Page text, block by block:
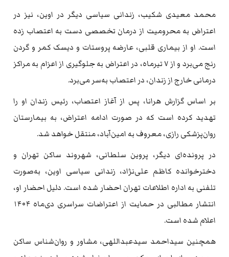
محمد معیدی شکیب، زندانی سیاسی دیگر در اوین، نیز در
اعتراض به محرومیت از درمان تخصصی دست به اعتصاب زده
است. او از بیماری قلبی، عارضه پروستات و دیسک کمر و گردن
رنج می‌برد و از ۷ تیرماه، در اعتراض به جلوگیری از اعزام به مراکز
درمانی خارج از زندان، در اعتصاب به‌سر می‌برد.
بر اساس گزارش هرانا، پس از آغاز اعتصاب، رئیس زندان او را
تهدید کرده است که در صورت ادامه اعتراض، به بیمارستان
روان‌پزشکی رازی، معروف به امین‌آباد، منتقل خواهد شد.
در پرونده‌ای دیگر، پروین سلطانی، شهروند ساکن تهران و
دخترخوانده کاظم علی‌نژاد، زندانی سیاسی اوین، به‌صورت
تلفنی به اداره اطلاعات تهران احضار شده است. دلیل احضار او،
انتشار مطالبی در حمایت از اعتراضات سراسری دی‌ماه ۱۴۰۴
اعلام شده است.
همچنین سیداحمد سیدعبداللهی، مشاور و روان‌شناس ساکن